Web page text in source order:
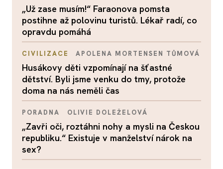
„Už zase musím!“ Faraonova pomsta
postihne až polovinu turistů. Lékař radí, co
opravdu pomáhá
CIVILIZACE APOLENA MORTENSEN TŮMOVÁ
Husákovy děti vzpomínají na šťastné
dětství. Byli jsme venku do tmy, protože
doma na nás neměli čas
PORADNA OLIVIE DOLEŽELOVÁ
„Zavři oči, roztáhni nohy a mysli na Českou
republiku.“ Existuje v manželství nárok na
sex?